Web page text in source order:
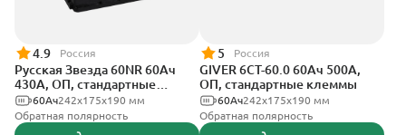
4.9 Россия
Русская Звезда 60NR 60Ач
430А, ОП, стандартные
клеммы242x175x190 мм
60Ач
Обратная полярность
5 Россия
GIVER 6СТ-60.0 60Ач 500А,
ОП, стандартные клеммы
242х175х190 мм
60Ач
Обратная полярность